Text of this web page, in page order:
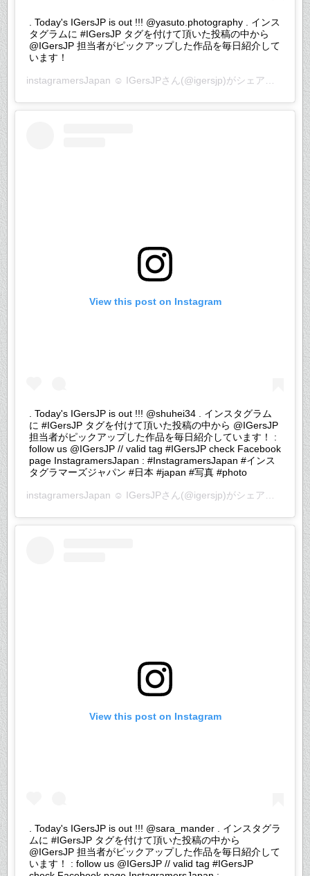
. Today's IGersJP is out !!! @yasuto.photography . インス
タグラムに #IGersJP タグを付けて頂いた投稿の中から
@IGersJP 担当者がピックアップした作品を毎日紹介して
います！
instagramersJapan ☺︎ IGersJPさん(@igersjp)がシェアした投稿 –
View this post on Instagram
. Today's IGersJP is out !!! @shuhei34 . インスタグラム
に #IGersJP タグを付けて頂いた投稿の中から @IGersJP
担当者がピックアップした作品を毎日紹介しています！ :
follow us @IGersJP // valid tag #IGersJP check Facebook
page InstagramersJapan : #InstagramersJapan #インス
タグラマーズジャパン #日本 #japan #写真 #photo
instagramersJapan ☺︎ IGersJPさん(@igersjp)がシェアした投稿 –
View this post on Instagram
. Today's IGersJP is out !!! @sara_mander . インスタグラ
ムに #IGersJP タグを付けて頂いた投稿の中から
@IGersJP 担当者がピックアップした作品を毎日紹介して
います！ : follow us @IGersJP // valid tag #IGersJP